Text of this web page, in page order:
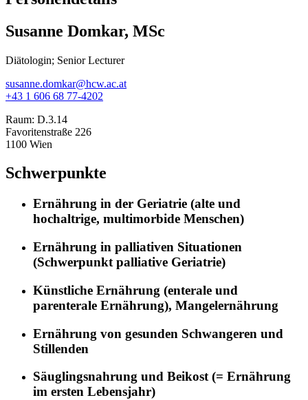
Susanne Domkar, MSc
Diätologin; Senior Lecturer
susanne.domkar@hcw.ac.at
+43 1 606 68 77-4202
Raum: D.3.14
Favoritenstraße 226
1100 Wien
Schwerpunkte
Ernährung in der Geriatrie (alte und
hochaltrige, multimorbide Menschen)
Ernährung in palliativen Situationen
(Schwerpunkt palliative Geriatrie)
Künstliche Ernährung (enterale und
parenterale Ernährung), Mangelernährung
Ernährung von gesunden Schwangeren und
Stillenden
Säuglingsnahrung und Beikost (= Ernährung
im ersten Lebensjahr)